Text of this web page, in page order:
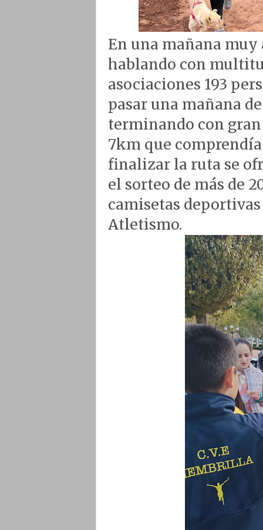
En una mañana
hablando con
asociaciones 193
pasar una mañana
terminando con
7km que
finalizar la ruta se
el sorteo de más de
camisetas
Atletismo.